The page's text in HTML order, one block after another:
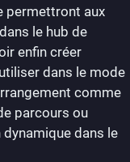
permettront aux
le hub de
enfin créer
dans le mode
comme
parcours ou
dans le